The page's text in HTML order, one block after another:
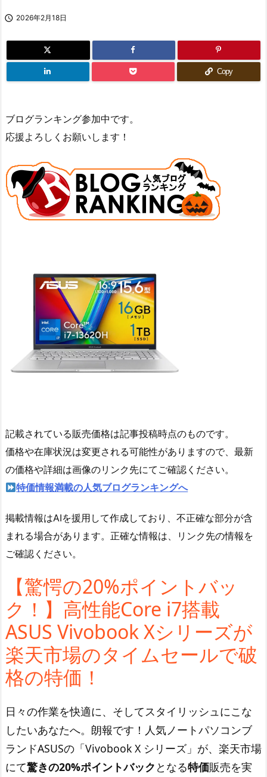
 2026年2月18日
Copy
ブログランキング参加中です。
応援よろしくお願いします！
記載されている販売価格は記事投稿時点のものです。
価格や在庫状況は変更される可能性がありますので、最新
の価格や詳細は画像のリンク先にてご確認ください。
特価情報満載の人気ブログランキングへ
掲載情報はAIを援用して作成しており、不正確な部分が含
まれる場合があります。正確な情報は、リンク先の情報を
ご確認ください。
【驚愕の20%ポイントバッ
ク！】高性能Core i7搭載
ASUS Vivobook Xシリーズが
楽天市場のタイムセールで破
格の特価！
日々の作業を快適に、そしてスタイリッシュにこな
したいあなたへ。朗報です！人気ノートパソコンブ
ランドASUSの「Vivobook X シリーズ」が、楽天市場
にて驚きの20%ポイントバック となる特価販売を実